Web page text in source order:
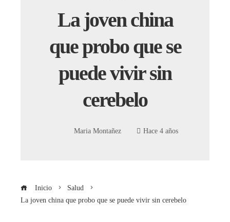
La joven china
que probo que se
puede vivir sin
cerebelo
Maria Montañez Hace 4 años
Inicio
Salud
La joven china que probo que se puede vivir sin cerebelo